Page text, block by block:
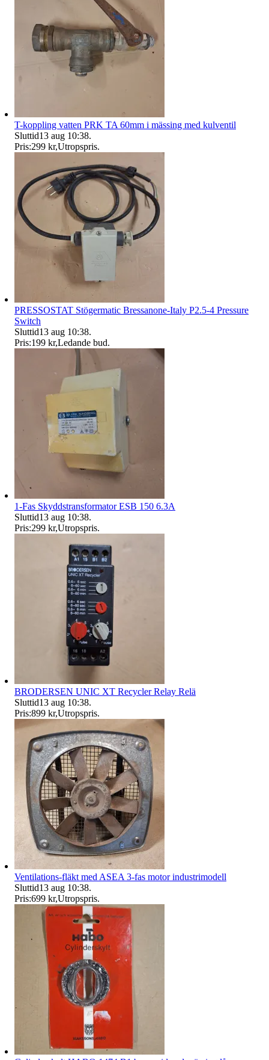
T-koppling vatten PRK TA 60mm i mässing med kulventil
Sluttid13 aug 10:38.
Pris:299 kr,Utropspris.
PRESSOSTAT Stögermatic Bressanone-Italy P2.5-4 Pressure
Switch
Sluttid13 aug 10:38.
Pris:199 kr,Ledande bud.
1-Fas Skyddstransformator ESB 150 6.3A
Sluttid13 aug 10:38.
Pris:299 kr,Utropspris.
BRODERSEN UNIC XT Recycler Relay Relä
Sluttid13 aug 10:38.
Pris:899 kr,Utropspris.
Ventilations-fläkt med ASEA 3-fas motor industrimodell
Sluttid13 aug 10:38.
Pris:699 kr,Utropspris.